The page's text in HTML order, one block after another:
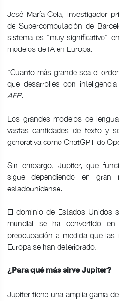
José María Cela, investigador
de Supercomputación de
sistema es "muy significativo"
modelos de IA en Europa.
"Cuanto más grande sea el
que desarrolles con
AFP.
Los grandes modelos de
vastas cantidades de texto y
generativa como ChatGPT de
Sin embargo, Jupiter, que
sigue dependiendo en gran
estadounidense.
El dominio de Estados Unidos
mundial se ha convertido
preocupación a medida que las
Europa se han deteriorado.
¿Para qué más sirve Jupiter?
Jupiter tiene una amplia gama